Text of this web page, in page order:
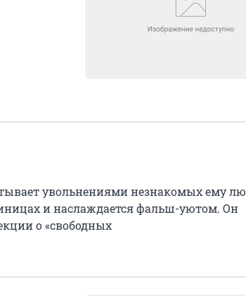
увольнениями незнакомых ему
и наслаждается фальш-уютом. Он
о «свободных